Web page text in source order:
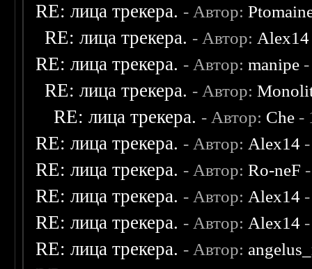
RE: лица трекера. - Автор:
RE: лица трекера. - Автор: Alex14
RE: лица трекера. - Автор:manipe
RE: лица трекера. - Автор:
RE: лица трекера. - Автор: Che -
RE: лица трекера. - Автор: Alex14
RE: лица трекера. - Автор:Ro-neF
RE: лица трекера. - Автор: Alex14
RE: лица трекера. - Автор: Alex14
RE: лица трекера. - Автор: